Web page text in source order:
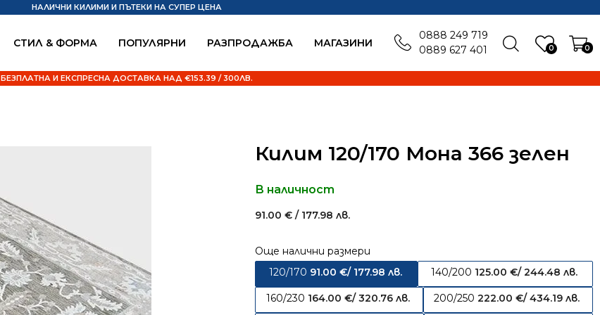
СТИЛ & ФОРМА ПОПУЛЯРНИ РАЗПРОДАЖБА MАГАЗИНИ 0 0
НАЛИЧНИ КИЛИМИ И ПЪТЕКИ НА СУПЕР ЦЕНА
БЕЗПЛАТНА И ЕКСПРЕСНА ДОСТАВКА НАД €153.39 / 300ЛВ.
0888 249 719
0889 627 401
Килим 120/170 Мона 366 зелен
В наличност
91.00€ / 177.98 лв.
Още налични размери
120/170 91.00 €/ 177.98 лв. 140/200 125.00 €/ 244.48 лв.
160/230 164.00€/ 320.76 лв. 200/250222.00€/ 434.19 лв.